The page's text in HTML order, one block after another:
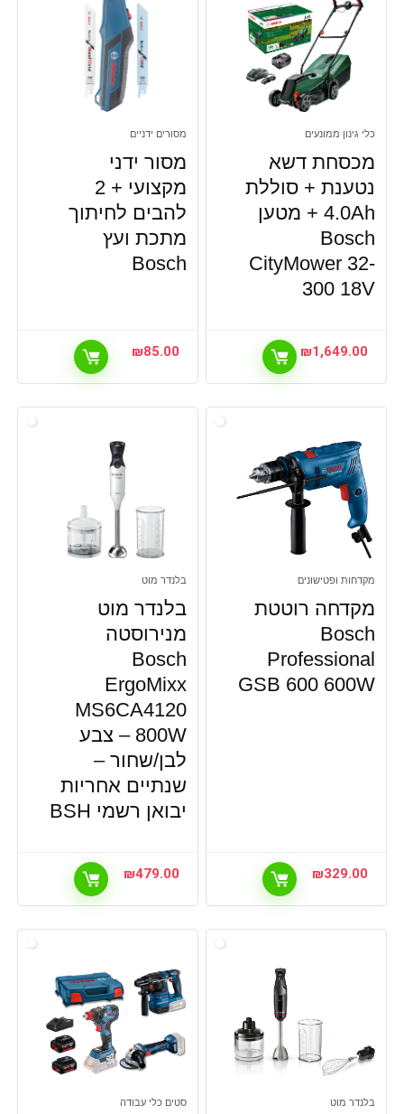
כלי גינון ממונעים
מכסחת דשא
נטענת + סוללת
4.0Ah + מטען
Bosch
CityMower 32-
300 18V
₪1,649.00
מסורים ידניים
מסור ידני
מקצועי + 2
להבים לחיתוך
מתכת ועץ
Bosch
₪85.00
מקדחות ופטישונים
מקדחה רוטטת
Bosch
Professional
GSB 600 600W
₪329.00
בלנדר מוט
בלנדר מוט
מנירוסטה
Bosch
ErgoMixx
MS6CA4120
800W – צבע
לבן/שחור –
שנתיים אחריות
יבואן רשמי BSH
₪479.00
בלנדר מוט סטים כלי עבודה